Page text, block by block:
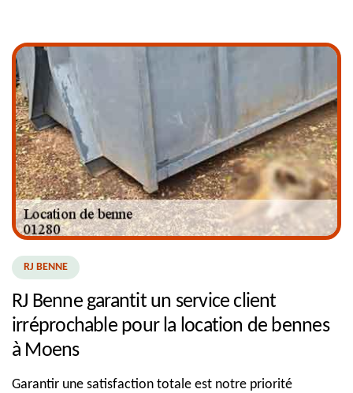
RJ BENNE
RJ Benne garantit un service client
irréprochable pour la location de bennes
à Moens
Garantir une satisfaction totale est notre priorité